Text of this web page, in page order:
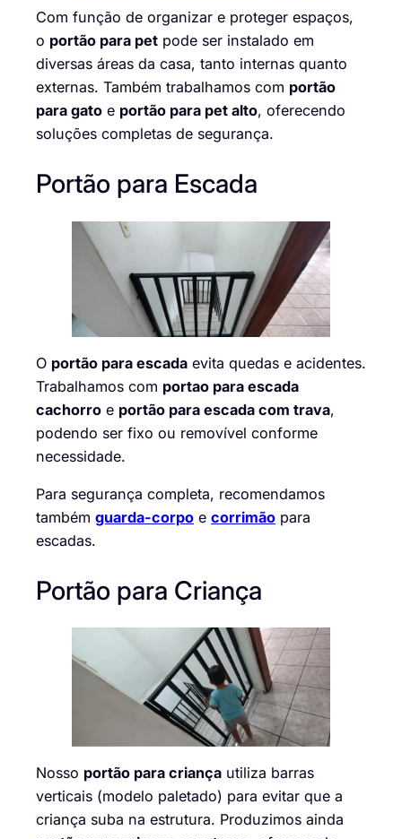
Com função de organizar e proteger espaços,
o portão para pet pode ser instalado em
diversas áreas da casa, tanto internas quanto
externas. Também trabalhamos com portão
para gato e portão para pet alto, oferecendo
soluções completas de segurança.
Portão para Escada
O portão para escada evita quedas e acidentes.
Trabalhamos com portao para escada
cachorro e portão para escada com trava,
podendo ser fixo ou removível conforme
necessidade.
Para segurança completa, recomendamos
também guarda-corpo e corrimão para
escadas.
Portão para Criança
Nosso portão para criança utiliza barras
verticais (modelo paletado) para evitar que a
criança suba na estrutura. Produzimos ainda